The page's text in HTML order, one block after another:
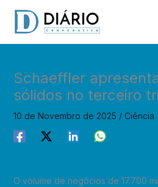
content
Schaeffler
sólidos no terceiro
10 de Novembro de 2025 / Ciência
O volume de negócios de 17.700